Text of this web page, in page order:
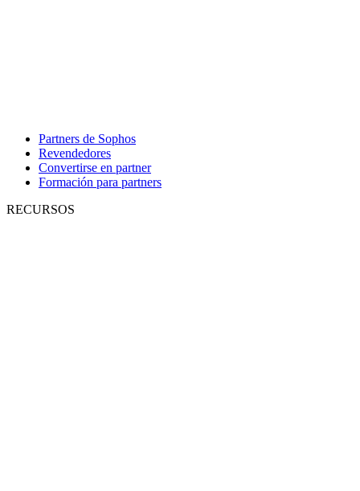
Partners de Sophos
Revendedores
Convertirse en partner
Formación para partners
RECURSOS